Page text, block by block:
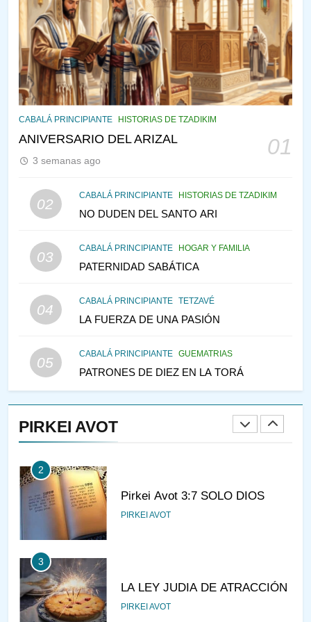
CABALÁ PRINCIPIANTE HISTORIAS DE TZADIKIM
ANIVERSARIO DEL ARIZAL 01
3 semanas ago
02
CABALÁ PRINCIPIANTE HISTORIAS DE TZADIKIM
NO DUDEN DEL SANTO ARI
03
CABALÁ PRINCIPIANTE HOGAR Y FAMILIA
PATERNIDAD SABÁTICA
04
CABALÁ PRINCIPIANTE TETZAVÉ
LA FUERZA DE UNA PASIÓN
05
CABALÁ PRINCIPIANTE GUEMATRIAS
PATRONES DE DIEZ EN LA TORÁ
PIRKEI AVOT
143
¿QUIÉN ES SABIO? EL QUE
VE LO QUE VA A NACER
PENSAMIENTO JUDÍO PIRKEI AVOT
144
CABALÁ Y JASIDUT: EL
CONSEJO DE LOS PADRES
145
TEMPLO Y LA ALEGRÍA EN
VEAMOS ¿POR QUÉ
IEHOSHÚA? Y LA QUEJA DE
1
CONVERSAR CON LA MUJER
A LA LUZ DEL JUDAÍSMO
AMOR, PAREJA Y MATRIMONIO
2
Pirkei Avot 3:7 SOLO DIOS
PIRKEI AVOT
3
LA LEY JUDIA DE ATRACCIÓN
PIRKEI AVOT